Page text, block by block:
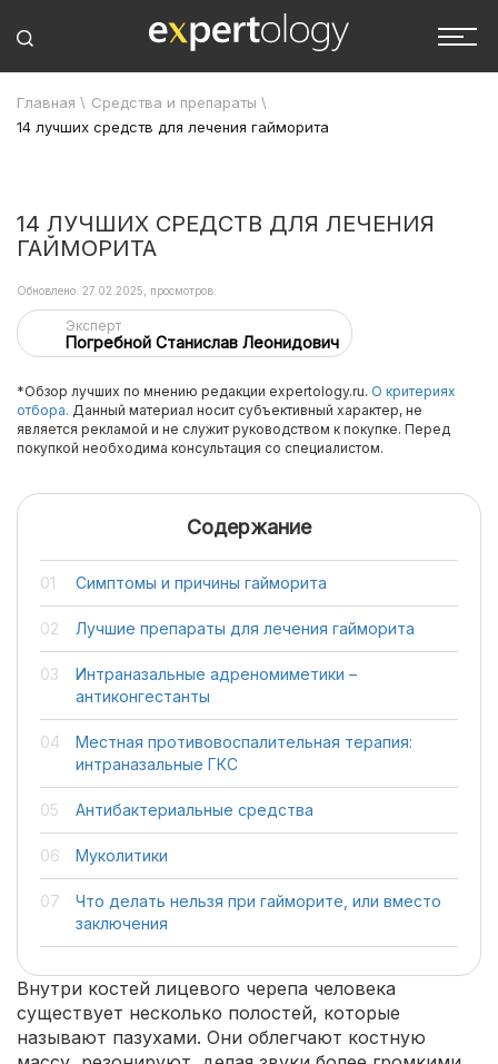
Главная \ Средства и препараты \
14 лучших средств для лечения гайморита
14 ЛУЧШИХ СРЕДСТВ ДЛЯ ЛЕЧЕНИЯ
ГАЙМОРИТА
Эксперт
Погребной Станислав Леонидович
Обновлено: 27.02.2025, просмотров:
*Обзор лучших по мнению редакции expertology.ru. О критериях
отбора. Данный материал носит субъективный характер, не
является рекламой и не служит руководством к покупке. Перед
покупкой необходима консультация со специалистом.
Содержание
Симптомы и причины гайморита
Лучшие препараты для лечения гайморита
Интраназальные адреномиметики –
антиконгестанты
Местная противовоспалительная терапия:
интраназальные ГКС
Антибактериальные средства
Муколитики
Что делать нельзя при гайморите, или вместо
заключения
Внутри костей лицевого черепа человека
существует несколько полостей, которые
называют пазухами. Они облегчают костную